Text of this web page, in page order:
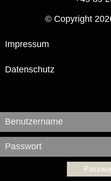
© Copyright
Impressum
Datenschutz